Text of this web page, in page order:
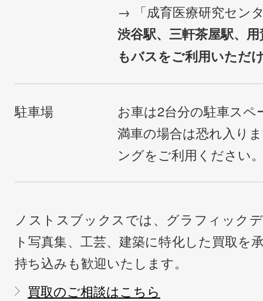
→ 「成育医療研究セン
渋谷駅、三軒茶屋駅、
もバスをご利用いただ
駐車場
お車は2台分の駐車ス
満車の場合は恐れ入り
ングをご利用ください
ノストスブックスでは、グラフィック
ト写真集、工芸、建築に特化した買取を
持ち込みも歓迎いたします。
買取のご相談はこちら